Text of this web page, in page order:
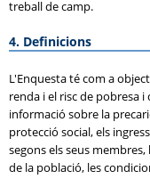
treball de camp.
4. Definicions
L'Enquesta té com a
renda i el risc de pobresa
informació sobre la
protecció social, els
segons els seus
de la població, les